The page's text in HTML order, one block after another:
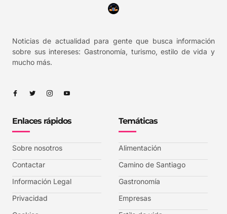
Noticias de actualidad para gente que busca información
sobre sus intereses: Gastronomía, turismo, estilo de vida y
mucho más.
Enlaces rápidos
Sobre nosotros
Contactar
Información Legal
Privacidad
Temáticas
Alimentación
Camino de Santiago
Gastronomía
Empresas